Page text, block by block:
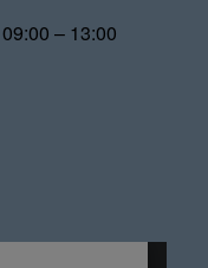
– 13:00